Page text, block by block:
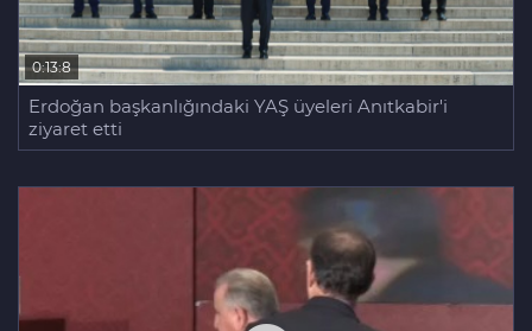
0:13:8
Erdoğan başkanlığındaki YAŞ üyeleri Anıtkabir'i
ziyaret etti